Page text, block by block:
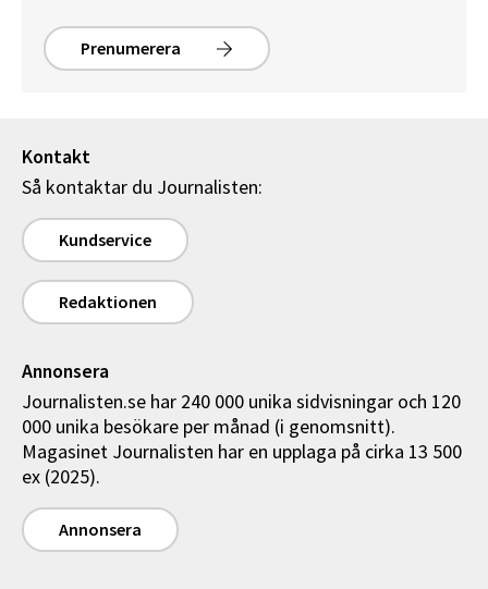
Prenumerera
Kontakt
Så kontaktar du Journalisten:
Kundservice
Redaktionen
Annonsera
Journalisten.se har 240 000 unika sidvisningar och 120
000 unika besökare per månad (i genomsnitt).
Magasinet Journalisten har en upplaga på cirka 13 500
ex (2025).
Annonsera